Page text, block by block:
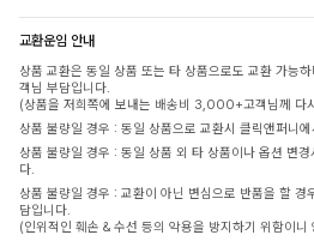
교환운임 안내
상품 교환은 동일 상품 또는 타 상품으로도 교환 가
객님 부담입니다.
(상품을 저희쪽에 보내는 배송비 3,000+고객님께
상품 불량일 경우 : 동일 상품으로 교환시 클릭앤퍼니
상품 불량일 경우 : 동일 상품 외 타 상품이나 옵션 변
다.
상품 불량일 경우 : 교환이 아닌 변심으로 반품을 할
담입니다.
(인위적인 훼손 & 수선 등의 악용을 방지하기 위함이니